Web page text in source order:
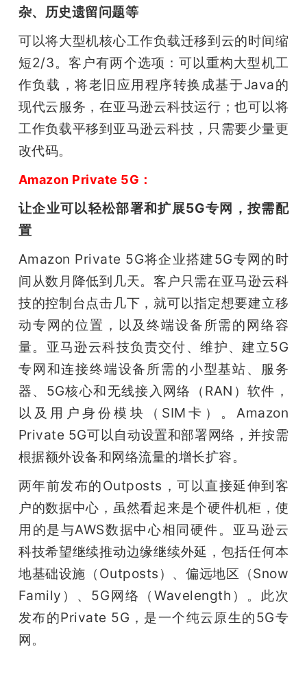
杂、历史遗留问题等
可以将大型机核心工作负载迁移到云的时间缩
短2/3。客户有两个选项：可以重构大型机工
作负载，将老旧应用程序转换成基于Java的
现代云服务，在亚马逊云科技运行；也可以将
工作负载平移到亚马逊云科技，只需要少量更
改代码。
Amazon Private 5G：
让企业可以轻松部署和扩展5G专网，按需配
置
Amazon Private 5G将企业搭建5G专网的时
间从数月降低到几天。客户只需在亚马逊云科
技的控制台点击几下，就可以指定想要建立移
动专网的位置，以及终端设备所需的网络容
量。亚马逊云科技负责交付、维护、建立5G
专网和连接终端设备所需的小型基站、服务
器、5G核心和无线接入网络（RAN）软件，
以及用户身份模块（SIM卡）。Amazon
Private 5G可以自动设置和部署网络，并按需
根据额外设备和网络流量的增长扩容。
两年前发布的Outposts，可以直接延伸到客
户的数据中心，虽然看起来是个硬件机柜，使
用的是与AWS数据中心相同硬件。亚马逊云
科技希望继续推动边缘继续外延，包括任何本
地基础设施（Outposts）、偏远地区（Snow
Family）、5G网络（Wavelength）。此次
发布的Private 5G，是一个纯云原生的5G专
网。